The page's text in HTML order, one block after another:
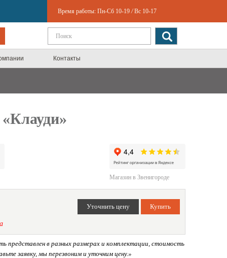
Время работы: Пн-Сб 10-19 / Вс 10-17
Контакты
Магазин в Звенигороде
в разных размерах и комплектации, стоимость
заявку, мы перезвоним и уточним цену.»